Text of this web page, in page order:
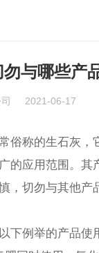
与哪些产
2021-06-17
俗称的生石灰，
的应用范围。其
，切勿与其他产
下例举的产品使